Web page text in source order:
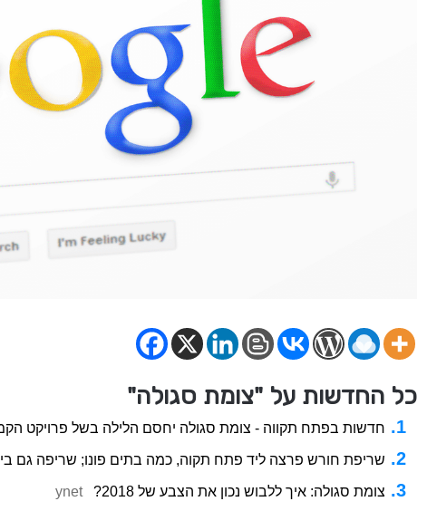
כל החדשות על "צומת סגולה"
חדשות בפתח תקווה - צומת סגולה יחסם הלילה בשל פרויקט
שריפת חורש פרצה ליד פתח תקוה, כמה בתים פונו; שריפה גם
צומת סגולה: איך ללבוש נכון את הצבע של 2018? ynet